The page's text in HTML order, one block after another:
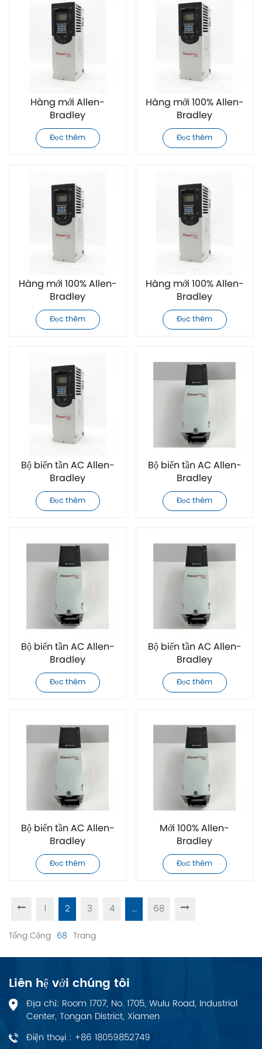
Hàng mới Allen-
Bradley
20F11GC085JA0NNNNN
biến tần AC
Đọc thêm
Hàng mới 100% Allen-
Bradley
20F11GC2P1JA0NNNNN
biến tần AC
Đọc thêm
Hàng mới 100% Allen-
Bradley
20F11GC3P5JA0NNNNN
biến tần AC
Đọc thêm
Hàng mới 100% Allen-
Bradley
20F11GC5P0JA0NNNNN
biến tần AC
Đọc thêm
Bộ biến tần AC Allen-
Bradley
20F11GC8P7AA0NNNNN
mới 100%
Đọc thêm
Bộ biến tần AC Allen-
Bradley
20F11GC8P7JA0NNNNN
mới 100%
Đọc thêm
Bộ biến tần AC Allen-
Bradley
20F11GD014AA0NNNNN
mới 100%
Đọc thêm
Bộ biến tần AC Allen-
Bradley
20F11GD027AA0NNNNN
mới 100%
Đọc thêm
Bộ biến tần AC Allen-
Bradley
20F11GD034AA0NNNNN
mới 100%
Đọc thêm
Mới 100% Allen-
Bradley
20F11GD040AA0NNNNN
Biến tần AC
Đọc thêm
1 2 3 4 ... 68
Tổng Cộng 68 Trang
Liên hệ với chúng tôi
Địa chỉ: Room 1707, No. 1705, Wulu Road, Industrial
Center, Tongan District, Xiamen
Điện thoại : +86 18059852749